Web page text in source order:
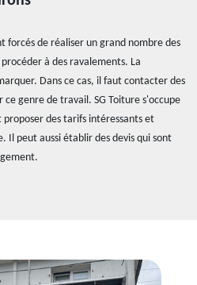
forcés de réaliser un grand nombre des
à des ravalements. La
Dans ce cas, il faut contacter des
genre de travail. SG Toiture s'occupe
des tarifs intéressants et
Il peut aussi établir des devis qui sont